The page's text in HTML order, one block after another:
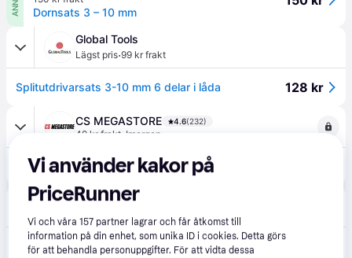
Dornsats 3 – 10 mm
Global Tools
Lägst pris·99 kr frakt
Splitutdrivarsats 3-10 mm 6 delar i låda 128 kr
CS MEGASTORE 4.6(232)
49 kr frakt Imorgon
VVS och BAD
Sprintutsugssats 3-10 mm
Vi använder kakor på
PriceRunner
Vi och våra157 partner lagrar och får åtkomst till
information på din enhet, som unika ID i cookies. Detta görs
för att behandla personuppgifter. För att vidta dessa